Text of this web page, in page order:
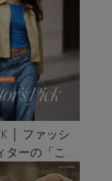
│ ファッシ
ターの「これ
ト